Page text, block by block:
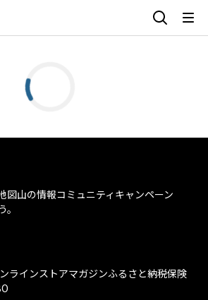
図山の情報コミュニティ キャンペーン
ラインストアマガジンふるさと納税保険